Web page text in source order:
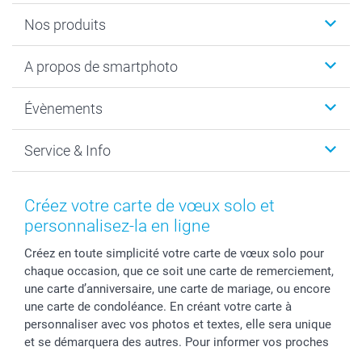
Nos produits
Cadeaux photo
MyNameBook
Développement photo & Tirage photo
Cadres photo & accessoires déco
Calendrier photos & Agendas photo
Chèque Cadeau
A propos de smartphoto
Durabilité
Gestion des cookies
Mentions Légales
Presse
Investor Relations
B2B smartbusiness
Droit de rétractation
Évènements
Nouvel An
Fête des Mères
Fête des Pères
Mariage
Fête d'anniversaire
Collection naissance
Tous les évènements
Service & Info
Tarifs et frais de livraison
Livraison
Modes de Paiement
Identifiez-vous
Plan du site
Statut de ma commande
smarfriends
Créez votre carte de vœux solo et
personnalisez-la en ligne
Créez en toute simplicité votre carte de vœux solo pour
chaque occasion, que ce soit une carte de remerciement,
une carte d’anniversaire, une carte de mariage, ou encore
une carte de condoléance. En créant votre carte à
personnaliser avec vos photos et textes, elle sera unique
et se démarquera des autres. Pour informer vos proches